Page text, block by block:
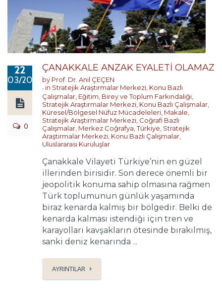
22
03/2019
0
ÇANAKKALE ANZAK EYALETİ OLAMAZ
by Prof. Dr. Anıl ÇEÇEN
in Stratejik Araştırmalar Merkezi Konu Bazlı
Çalışmalar Eğitim, Birey ve Toplum Farkındalığı
Stratejik Araştırmalar Merkezi Konu Bazlı Çalışmalar
Küresel/Bölgesel Nüfuz Mücadeleleri Makale
Stratejik Araştırmalar Merkezi Coğrafi Bazlı
Çalışmalar Merkez Coğrafya ,Türkiye Stratejik
Araştırmalar Merkezi Konu Bazlı Çalışmalar
Uluslararası Kuruluşlar
Çanakkale Vilayeti Türkiye’nin en güzel
illerinden birisidir. Son derece önemli bir
jeopolitik konuma sahip olmasına rağmen
Türk toplumunun günlük yaşamında
biraz kenarda kalmış bir bölgedir. Belki de
kenarda kalması istendiği için tren ve
karayolları kavşakların ötesinde bırakılmış,
sanki deniz kenarında ...
AYRINTILAR